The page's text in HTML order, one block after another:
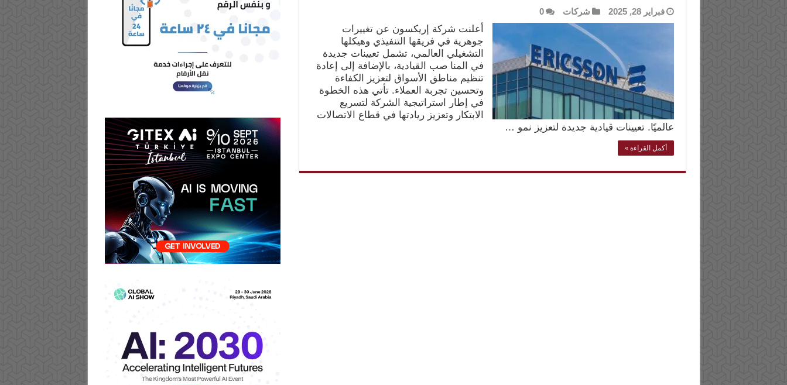
فبراير 28, 2025 شركات 0
أعلنت شركة إريكسون عن تغييرات
جوهرية في فريقها التنفيذي وهيكلها
التشغيلي العالمي، تشمل تعيينات جديدة
في المنا صب القيادية، بالإضافة إلى إعادة
تنظيم مناطق الأسواق لتعزيز الكفاءة
وتحسين تجربة العملاء. تأتي هذه الخطوة
في إطار استراتيجية الشركة لتسريع
الابتكار وتعزيز ريادتها في قطاع الاتصالات
عالميًا. تعيينات قيادية جديدة لتعزيز نمو …
أكمل القراءة »